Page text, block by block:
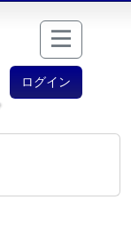
ログイン